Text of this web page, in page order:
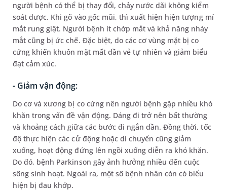
người bệnh có thể bị thay đổi, chảy nước dãi không kiểm
soát được. Khi gõ vào gốc mũi, thì xuất hiện hiện tượng mí
mắt rung giật. Người bệnh ít chớp mắt và khả năng nháy
mắt cũng bị ức chế. Đặc biệt, do các cơ vùng mặt bị co
cứng khiến khuôn mặt mất dần vẻ tự nhiên và giảm biểu
đạt cảm xúc.
- Giảm vận động:
Do cơ và xương bị co cứng nên người bệnh gặp nhiều khó
khăn trong vấn đề vận động. Dáng đi trở nên bất thường
và khoảng cách giữa các bước đi ngắn dần. Đồng thời, tốc
độ thực hiện các cử động hoặc di chuyển cũng giảm
xuống, hoạt động đứng lên ngồi xuống diễn ra khó khăn.
Do đó, bệnh Parkinson gây ảnh hưởng nhiều đến cuộc
sống sinh hoạt. Ngoài ra, một số bệnh nhân còn có biểu
hiện bị đau khớp.